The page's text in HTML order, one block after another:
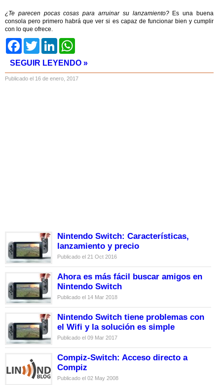
¿Te parecen pocas cosas para arruinar su lanzamiento?Es una buena
consola pero primero habrá que ver si es capaz de funcionar bien y cumplir
con lo que ofrece.
FacebookTwitter LinkedIn
SEGUIR LEYENDO »
Publicado el 16 de enero, 2017
Nintendo Switch: Características,
lanzamiento y precio
Publicado el 21 Oct 2016
Ahora es más fácil buscar amigos en
Nintendo Switch
Publicado el 14 Mar 2018
Nintendo Switch tiene problemas con
el Wifi y la solución es simple
Publicado el 09 Mar 2017
Compiz-Switch: Acceso directo a
Compiz
Publicado el 02 May 2008